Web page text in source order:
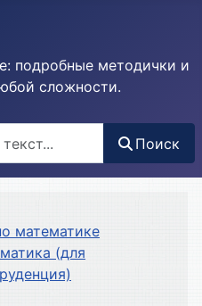
подробные методички и
сложности.
Поиск
математике
(для